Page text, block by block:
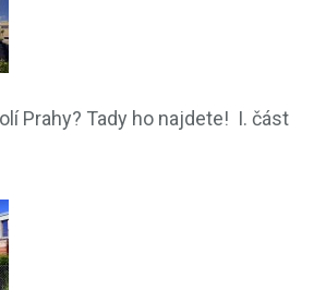
Prahy? Tady ho najdete! I. část